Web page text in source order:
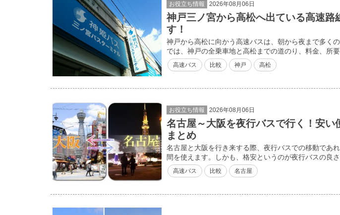
お役立ち情報 2026年08月06日
神戸三ノ宮から高松へ出ている高速路
す！
神戸から高松に向かう高速バスは、朝から夜まで多く
では、神戸の全乗車地と高松までの道のり、料金、所
高速バス 比較 神戸 高松
お役立ち情報 2026年08月06日
名古屋～大阪を夜行バスで行く！安い
まとめ
名古屋と大阪を行き来する際、夜行バスでの移動であ
間を使えます。しかも、格安というのが夜行バスの良
高速バス 比較 名古屋